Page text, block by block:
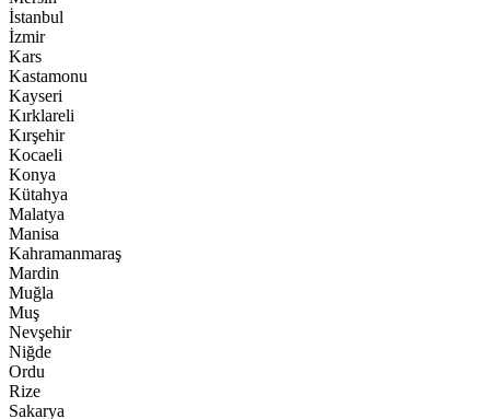
İstanbul
İzmir
Kars
Kastamonu
Kayseri
Kırklareli
Kırşehir
Kocaeli
Konya
Kütahya
Malatya
Manisa
Kahramanmaraş
Mardin
Muğla
Muş
Nevşehir
Niğde
Ordu
Rize
Sakarya